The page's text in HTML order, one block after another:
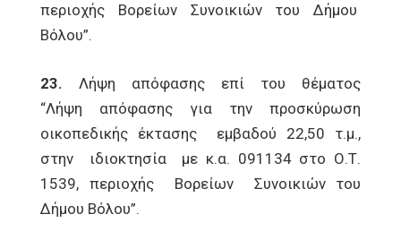
περιοχής Βορείων Συνοικιών του Δήμου
Βόλου”.
23. Λήψη απόφασης επί του θέματος
“Λήψη απόφασης για την προσκύρωση
οικοπεδικής έκτασης εμβαδού 22,50 τ.μ.,
στην ιδιοκτησία με κ.α. 091134 στο Ο.Τ.
1539, περιοχής Βορείων Συνοικιών του
Δήμου Βόλου”.